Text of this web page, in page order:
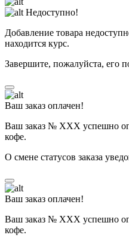
Недоступно!
Добавление товара
находится курс.
Завершите, пожалуйста, его
Ваш заказ оплачен!
Ваш заказ № ХХХ успешно
кофе.
О смене статусов заказа
Ваш заказ оплачен!
Ваш заказ № ХХХ успешно
кофе.